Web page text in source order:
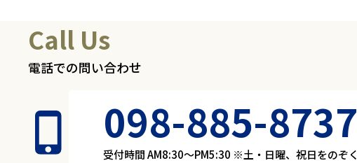
Call Us
電話での問い合わせ
098-885-8737
受付時間 AM8:30～PM5:30 ※土・日曜、祝日をのぞく